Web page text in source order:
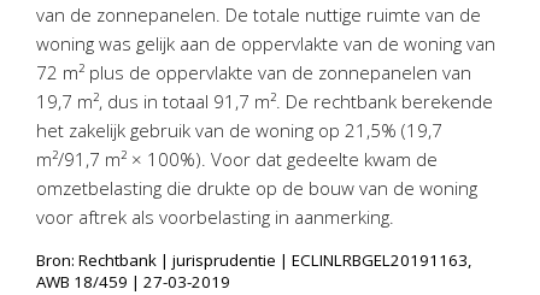
van de zonnepanelen. De totale nuttige ruimte van de
woning was gelijk aan de oppervlakte van de woning van
72 m² plus de oppervlakte van de zonnepanelen van
19,7 m², dus in totaal 91,7 m². De rechtbank berekende
het zakelijk gebruik van de woning op 21,5% (19,7
m²/91,7 m² × 100%). Voor dat gedeelte kwam de
omzetbelasting die drukte op de bouw van de woning
voor aftrek als voorbelasting in aanmerking.
Bron: Rechtbank | jurisprudentie | ECLINLRBGEL20191163,
AWB 18/459 | 27-03-2019